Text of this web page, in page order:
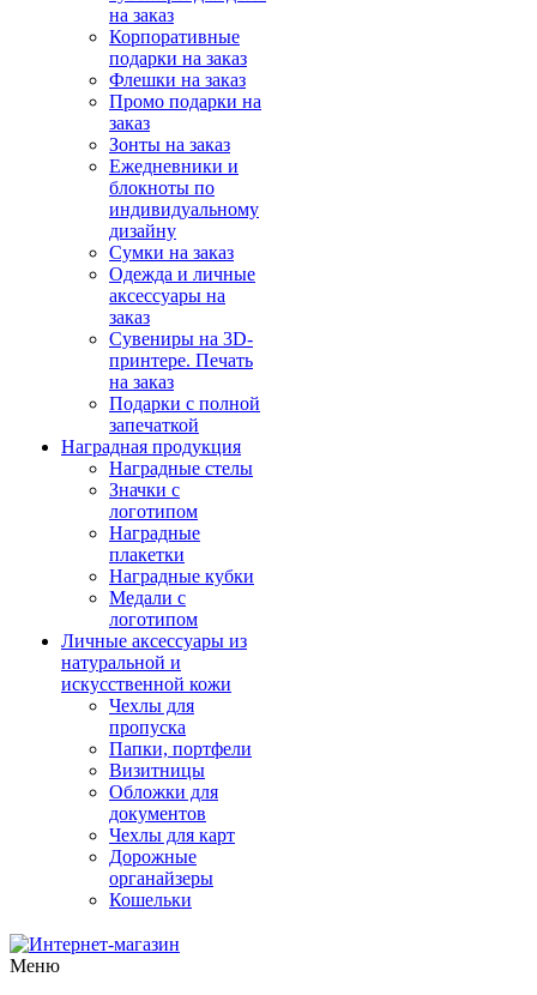
на заказ
Корпоративные
подарки на заказ
Флешки на заказ
Промо подарки на
заказ
Зонты на заказ
Ежедневники и
блокноты по
индивидуальному
дизайну
Сумки на заказ
Одежда и личные
аксессуары на
заказ
Сувениры на 3D-
принтере. Печать
на заказ
Подарки с полной
запечаткой
Наградная продукция
Наградные стелы
Значки с
логотипом
Наградные
плакетки
Наградные кубки
Медали с
логотипом
Личные аксессуары из
натуральной и
искусственной кожи
Чехлы для
пропуска
Папки, портфели
Визитницы
Обложки для
документов
Чехлы для карт
Дорожные
органайзеры
Кошельки
Меню